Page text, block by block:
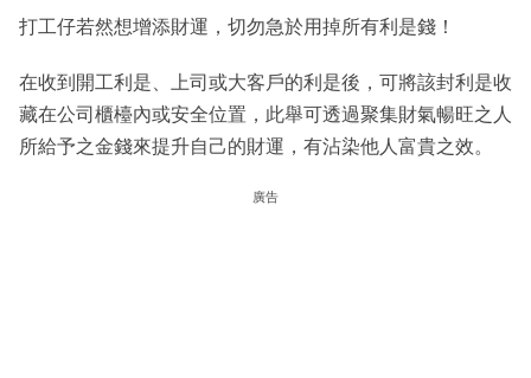
打工仔若然想增添財運，切勿急於用掉所有利是錢！
在收到開工利是、上司或大客戶的利是後，可將該封利是收
藏在公司櫃檯內或安全位置，此舉可透過聚集財氣暢旺之人
所給予之金錢來提升自己的財運，有沾染他人富貴之效。
廣告